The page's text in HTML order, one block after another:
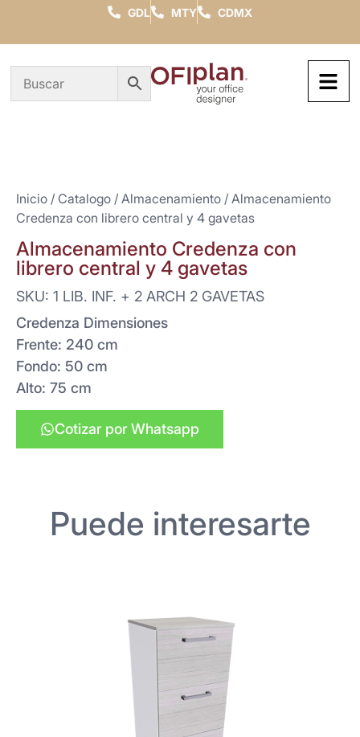
GDL MTY CDMX
Inicio / Catalogo / Almacenamiento / Almacenamiento
Credenza con librero central y 4 gavetas
Almacenamiento Credenza con
librero central y 4 gavetas
SKU: 1 LIB. INF. + 2 ARCH 2 GAVETAS
Credenza Dimensiones
Frente: 240 cm
Fondo: 50 cm
Alto: 75 cm
Cotizar por Whatsapp
Puede interesarte